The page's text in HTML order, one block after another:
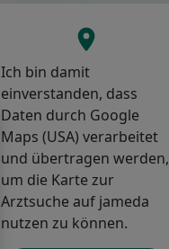
Mi,
12 Aug 13 Aug
Ich bin damit
einverstanden, dass
Daten durch Google
Maps (USA) verarbeitet
und übertragen werden,
um die Karte zur
Arztsuche auf jameda
nutzen zu können.